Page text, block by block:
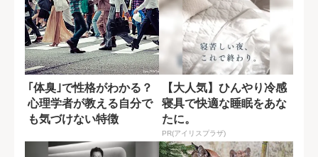
｢体臭｣で性格がわかる？
心理学者が教える自分で
も気づけない特徴
【大人気】ひんやり冷感
寝具で快適な睡眠をあな
たに。
PR(アイリスプラザ)